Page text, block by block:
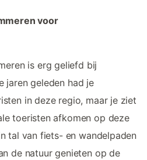
voor
is erg geliefd bij
jaren geleden had je
in deze regio, maar je ziet
toeristen afkomen op deze
tal van fiets- en wandelpaden
de natuur genieten op de